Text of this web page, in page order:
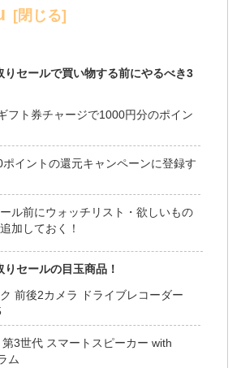
セールで買い物する前にやるべき3
フト券チャージで1000円分のポイン
イントの還元キャンペーンに登録す
ル前にウォッチリスト・欲しいもの
加しておく！
セールの目玉商品！
前後2カメラ ドライブレコーダー
3世代 スマートスピーカー with
ム